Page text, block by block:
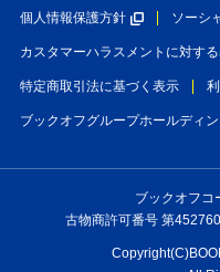
個人情報保護方針 ソーシ
カスタマーハラスメントに対す
特定商取引法に基づく表示
ブックオフグループホールディ
ブックオフコ
古物商許可番号 第